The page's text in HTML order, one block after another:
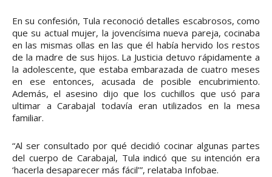
En su confesión, Tula reconoció detalles escabrosos, como
que su actual mujer, la jovencísima nueva pareja, cocinaba
en las mismas ollas en las que él había hervido los restos
de la madre de sus hijos. La Justicia detuvo rápidamente a
la adolescente, que estaba embarazada de cuatro meses
en ese entonces, acusada de posible encubrimiento.
Además, el asesino dijo que los cuchillos que usó para
ultimar a Carabajal todavía eran utilizados en la mesa
familiar.
“Al ser consultado por qué decidió cocinar algunas partes
del cuerpo de Carabajal, Tula indicó que su intención era
‘hacerla desaparecer más fácil’”, relataba Infobae.